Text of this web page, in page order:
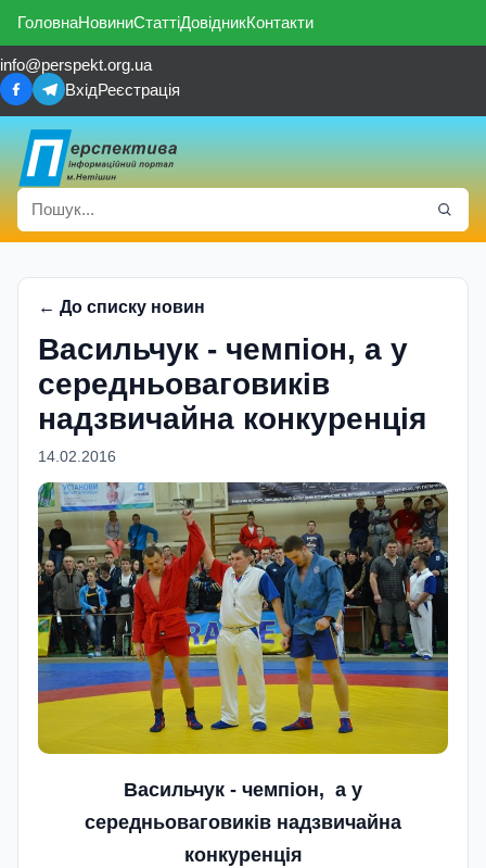
ГоловнаНовиниСтаттіДовідникКонтакти
info@perspekt.org.ua
ВхідРеєстрація
← До списку новин
Васильчук - чемпіон, а у
середньоваговиків
надзвичайна конкуренція
14.02.2016
Васильчук - чемпіон, а у
середньоваговиків надзвичайна
конкуренція